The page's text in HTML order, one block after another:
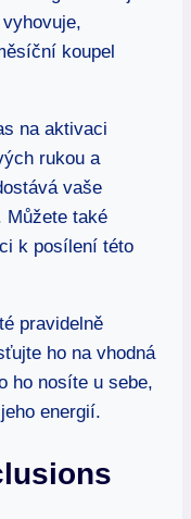
koupel
na aktivaci
rukou a
vaše
Můžete také
k posílení této
pravidelně
ho na vhodná
ho nosíte u sebe,
energií.